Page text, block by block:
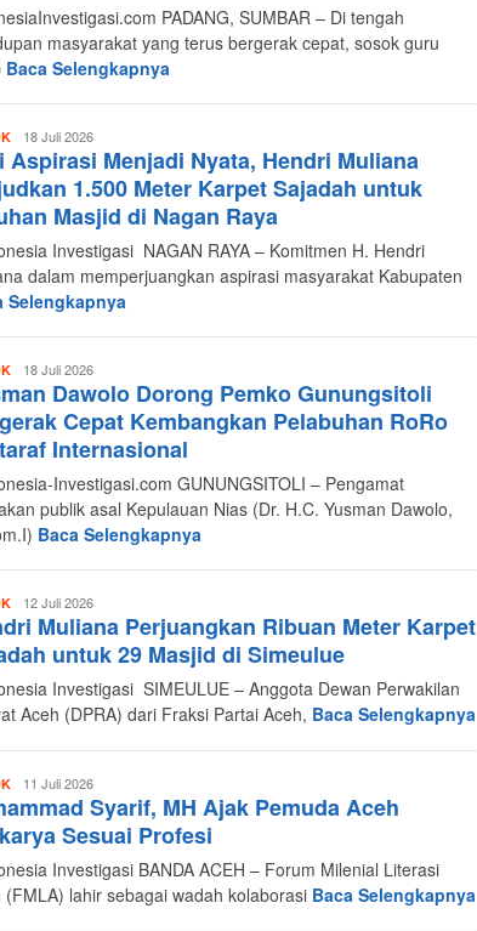
PADANG, SUMBAR – Di tengah
masyarakat yang terus bergerak cepat, sosok guru
Baca Selengkapnya
Redaksi
Indonesia
Investigasi
18 Juli 2026
Aspirasi Menjadi Nyata, Hendri Muliana
1.500 Meter Karpet Sajadah untuk
Masjid di Nagan Raya
Investigasi NAGAN RAYA – Komitmen H. Hendri
dalam memperjuangkan aspirasi masyarakat Kabupaten
Selengkapnya
Redaksi
Indonesia
Investigasi
18 Juli 2026
Dawolo Dorong Pemko Gunungsitoli
Cepat Kembangkan Pelabuhan RoRo
Internasional
Investigasi.com GUNUNGSITOLI – Pengamat
publik asal Kepulauan Nias (Dr. H.C. Yusman Dawolo,
Baca Selengkapnya
Redaksi
Indonesia
Investigasi
12 Juli 2026
Muliana Perjuangkan Ribuan Meter Karpet
untuk 29 Masjid di Simeulue
Investigasi SIMEULUE – Anggota Dewan Perwakilan
Aceh (DPRA) dari Fraksi Partai Aceh, Baca Selengkapnya
Redaksi
Indonesia
Investigasi
11 Juli 2026
Syarif, MH Ajak Pemuda Aceh
Sesuai Profesi
Investigasi BANDA ACEH – Forum Milenial Literasi
(FMLA) lahir sebagai wadah kolaborasi Baca Selengkapnya